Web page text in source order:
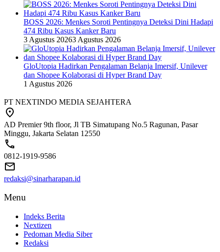
BOSS 2026: Menkes Soroti Pentingnya Deteksi Dini Hadapi
474 Ribu Kasus Kanker Baru
3 Agustus 20263 Agustus 2026
GloUtopia Hadirkan Pengalaman Belanja Imersif, Unilever
dan Shopee Kolaborasi di Hyper Brand Day
1 Agustus 2026
PT NEXTINDO MEDIA SEJAHTERA
AD Premier 9th floor, Jl TB Simatupang No.5 Ragunan, Pasar
Minggu, Jakarta Selatan 12550
0812-1919-9586
redaksi@sinarharapan.id
Menu
Indeks Berita
Nextizen
Pedoman Media Siber
Redaksi